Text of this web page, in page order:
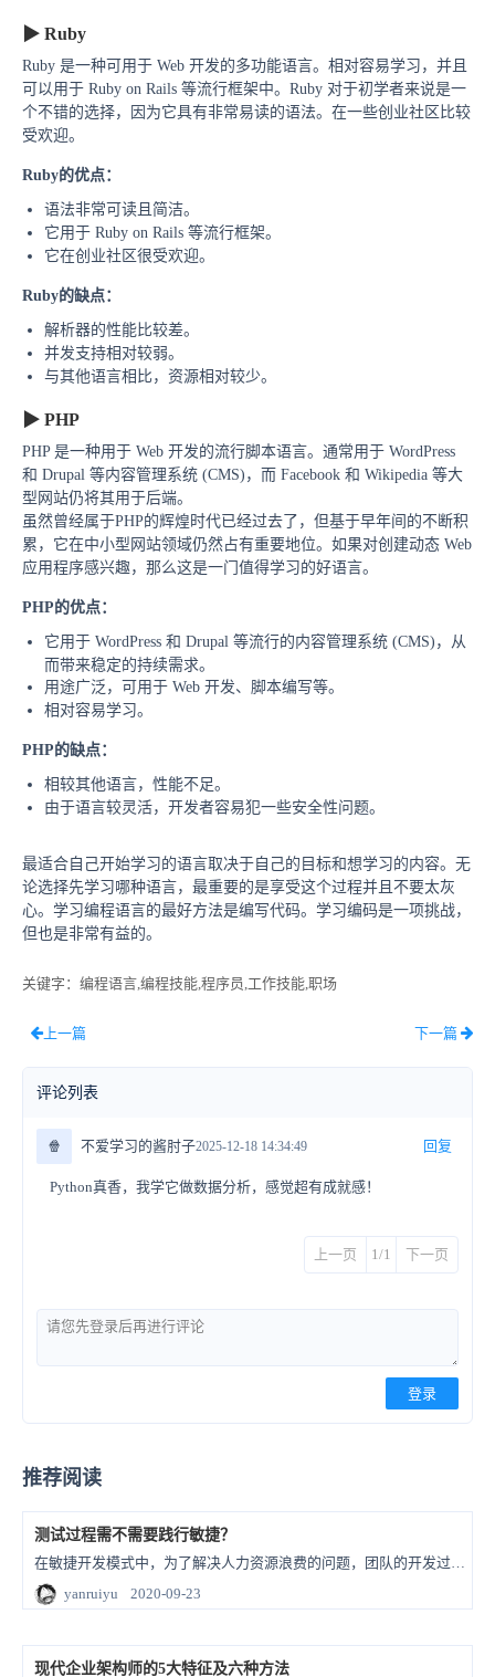
▶ Ruby
Ruby 是一种可用于 Web 开发的多功能语言。相对容易学习，并且
可以用于 Ruby on Rails 等流行框架中。Ruby 对于初学者来说是一
个不错的选择，因为它具有非常易读的语法。在一些创业社区比较
受欢迎。
Ruby的优点：
语法非常可读且简洁。
它用于 Ruby on Rails 等流行框架。
它在创业社区很受欢迎。
Ruby的缺点：
解析器的性能比较差。
并发支持相对较弱。
与其他语言相比，资源相对较少。
▶ PHP
PHP 是一种用于 Web 开发的流行脚本语言。通常用于 WordPress
和 Drupal 等内容管理系统 (CMS)，而 Facebook 和 Wikipedia 等大
型网站仍将其用于后端。
虽然曾经属于PHP的辉煌时代已经过去了，但基于早年间的不断积
累，它在中小型网站领域仍然占有重要地位。 如果对创建动态 Web
应用程序感兴趣，那么这是一门值得学习的好语言。
PHP的优点：
它用于 WordPress 和 Drupal 等流行的内容管理系统 (CMS)，从
而带来稳定的持续需求。
用途广泛，可用于 Web 开发、脚本编写等。
相对容易学习。
PHP的缺点：
相较其他语言，性能不足。
由于语言较灵活，开发者容易犯一些安全性问题。
最适合自己开始学习的语言取决于自己的目标和想学习的内容。无
论选择先学习哪种语言，最重要的是享受这个过程并且不要太灰
心。学习编程语言的最好方法是编写代码。学习编码是一项挑战，
但也是非常有益的。
关键字 ：编程语言,编程技能,程序员,工作技能,职场
上一篇 下一篇
评论列表
🍿 不爱学习的酱肘子2025-12-18 14:34:49 回复
Python真香，我学它做数据分析，感觉超有成就感！
上一页 1/1 下一页
登录
推荐阅读
测试过程需不需要践行敏捷？
yanruiyu
2020-09-23
现代企业架构师的5大特征及六种方法